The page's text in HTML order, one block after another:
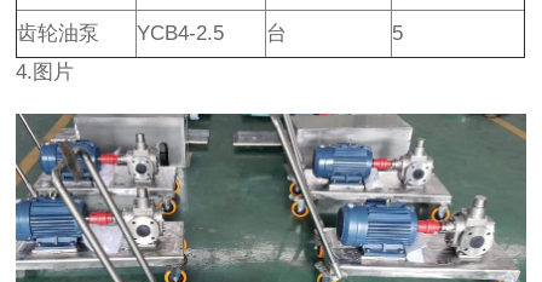
齿轮油泵 YCB4-2.5 台
5
4.图片